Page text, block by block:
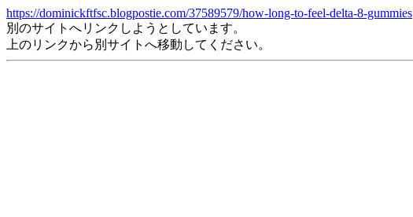
https://dominickftfsc.blogpostie.com/37589579/how-long-to-feel-delta-8-gummies
別のサイトへリンクしようとしています。
上のリンクから別サイトへ移動してください。